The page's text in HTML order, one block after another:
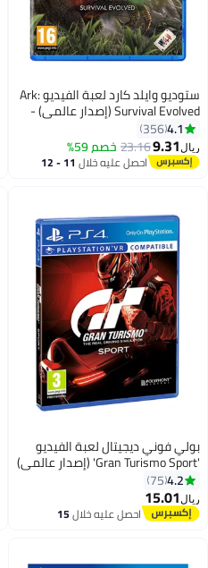
ستوديو وايلد كارد لعبة الفيديو Ark:
Survival Evolved (إصدار عالمي) -
الأكشن والتصويب -
playstation_4_ps4
4.1
356
ريال9.31
23.16خصم 59%
احصل عليه خلال 11 - 12
بولي فوني ديجيتال لعبة الفيديو
'Gran Turismo Sport' (إصدار عالمي)
- سباق - playstation_4_ps4
4.2
75
ريال15.01
احصل عليه خلال15